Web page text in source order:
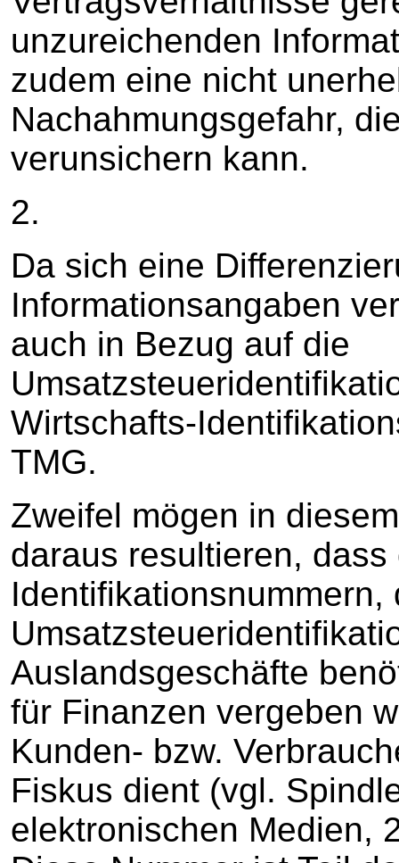
unzureichenden
zudem eine nicht
Nachahmungsgefahr,
verunsichern kann.
2.
Da sich eine
Informationsangaben
auch in Bezug auf die
Wirtschafts-
TMG.
Zweifel mögen in
daraus resultieren,
Identifikationsnummern,
Auslandsgeschäfte
für Finanzen vergeben
Kunden- bzw.
Fiskus dient (vgl.
elektronischen Medien,